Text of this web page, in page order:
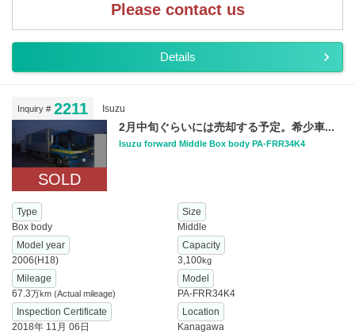
Please contact us
Details
Inquiry # 2211 Isuzu
SOLD
2月中旬ぐらいには売却する予定。希少車...
Isuzu forward Middle Box body PA-FRR34K4
Type
Box body
Size
Middle
Model year
2006(H18)
Capacity
3,100kg
Mileage
67.3万km (Actual mileage)
Model
PA-FRR34K4
Inspection Certificate
2018年 11月 06日
Location
Kanagawa